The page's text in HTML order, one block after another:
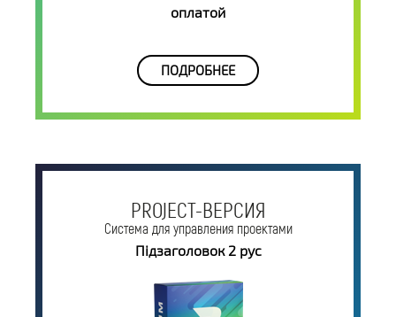
оплатой
ПОДРОБНЕЕ
PROJECT-ВЕРСИЯ
Система для управления проектами
Підзаголовок 2 рус